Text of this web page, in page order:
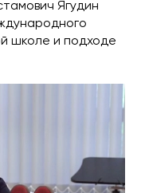
Ягудин
школе и подходе